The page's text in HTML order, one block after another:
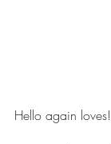
Hello again loves!